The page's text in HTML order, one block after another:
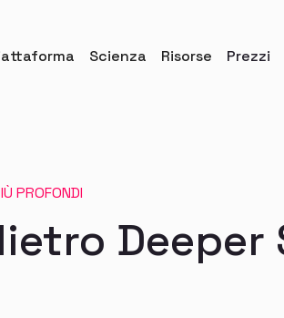
Scienza Risorse Prezzi
PROFONDI
Deeper